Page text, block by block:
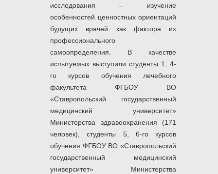
исследования – изучение
особенностей ценностных ориентаций
будущих врачей как фактора их
профессионального
самоопределения. В качестве
испытуемых выступили студенты 1, 4-
го курсов обучения лечебного
факультета ФГБОУ ВО
«Ставропольский государственный
медицинский университет»
Министерства здравоохранения (171
человек), студенты 5, 6-го курсов
обучения ФГБОУ ВО «Ставропольский
государственный медицинский
университет» Министерства